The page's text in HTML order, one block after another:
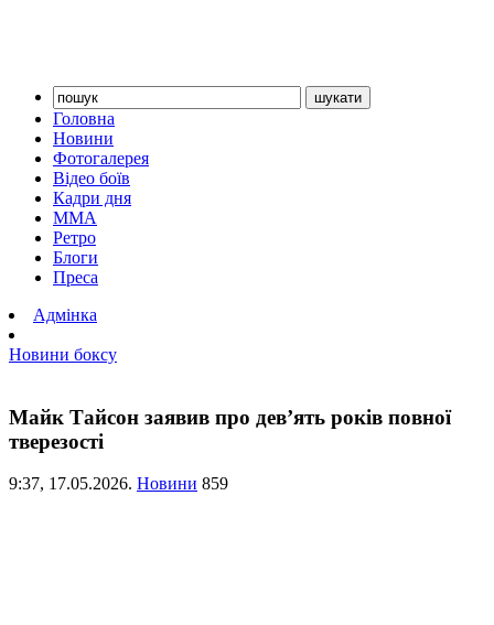
Головна
Новини
Фотогалерея
Відео боїв
Кадри дня
ММА
Ретро
Блоги
Преса
Адмінка
Новини боксу
Майк Тайсон заявив про дев’ять років повної
тверезості
9:37, 17.05.2026. Новини 859